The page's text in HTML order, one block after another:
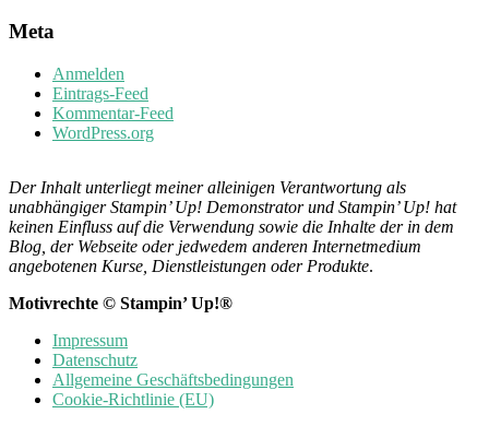
Meta
Anmelden
Eintrags-Feed
Kommentar-Feed
WordPress.org
Der Inhalt unterliegt meiner alleinigen Verantwortung als
unabhängiger Stampin’ Up! Demonstrator und Stampin’ Up! hat
keinen Einfluss auf die Verwendung sowie die Inhalte der in dem
Blog, der Webseite oder jedwedem anderen Internetmedium
angebotenen Kurse, Dienstleistungen oder Produkte.
Motivrechte © Stampin’ Up!®
Impressum
Datenschutz
Allgemeine Geschäftsbedingungen
Cookie-Richtlinie (EU)